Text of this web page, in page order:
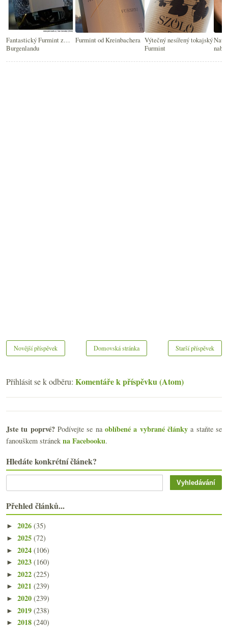
Fantastický Furmint z…
Burgenlandu
Furmint od Kreinbachera Výtečný nesířený tokajský
Furmint
Novější příspěvek Starší příspěvek
Domovská stránka
Přihlásit se k odběru: Komentáře k příspěvku (Atom)
Jste tu poprvé?Podívejte se naoblíbené a vybrané články a staňte se
fanouškem stránek na Facebooku.
Hledáte konkrétní článek?
Přehled článků...
► 2026 (35)
► 2025 (72)
► 2024 (106)
► 2023 (160)
► 2022 (225)
► 2021 (239)
► 2020 (239)
► 2019 (238)
► 2018 (240)